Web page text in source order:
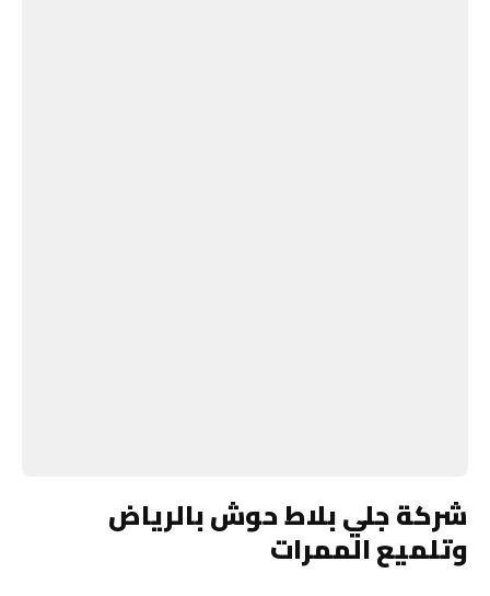
شركة جلي بلاط حوش بالرياض
وتلميع الممرات